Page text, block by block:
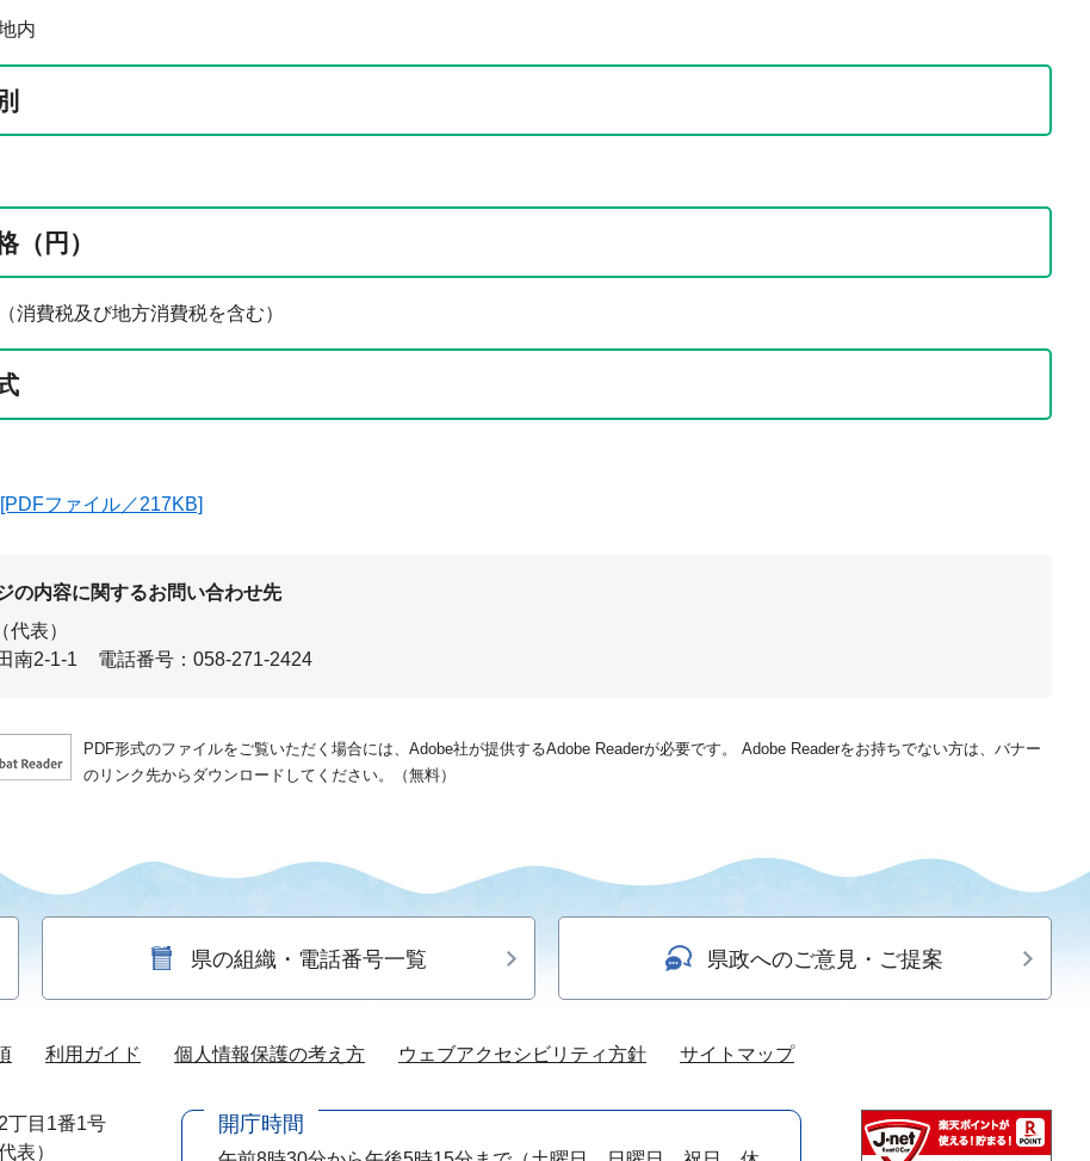
内
（円）
消費税及び地方消費税を含む）
ファイル／217KB]
の内容に関するお問い合わせ先
（代表）
南2-1-1
電話番号：058-271-2424
PDF形式のファイルをご覧いただく場合には、Adobe社が提供するAdobe Readerが必要です。
Adobe Readerをお持ちでない方は、バナー
のリンク先からダウンロードしてください。（無料）
県の組織・電話番号一覧 県政へのご意見・ご提案
利用ガイド 個人情報保護の考え方 ウェブアクセシビリティ方針 サイトマップ
丁目1番1号
表）
開庁時間